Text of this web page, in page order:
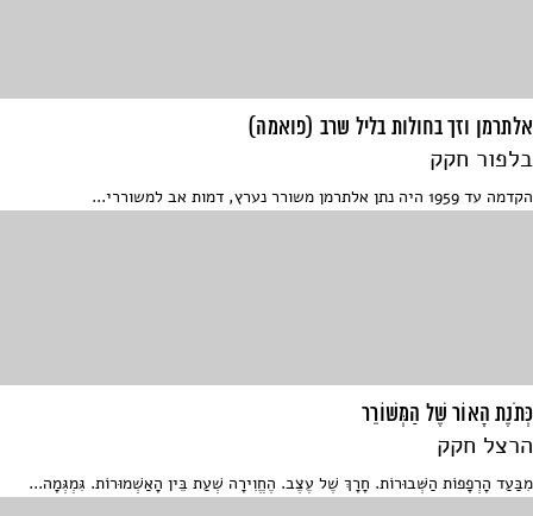
אלתרמן וזך בחולות בליל שרב (פואמה)
בלפור חקק
הקדמה עד 1959 היה נתן אלתרמן משורר נערץ, דמות אב למשוררי...
כְּתֹנֶת הָאוֹר שֶׁל הַמְּשׁוֹרֵר
הרצל חקק
מִבַּעַד הָרְפָפוֹת הַשְּׁבוּרוֹת. חָרָךְ שֶׁל עֶצֶב. הֶחֱוִירָה שְׁעַת בֵּין הָאַשְׁמוּרוֹת. גִּמְגְּמָה...